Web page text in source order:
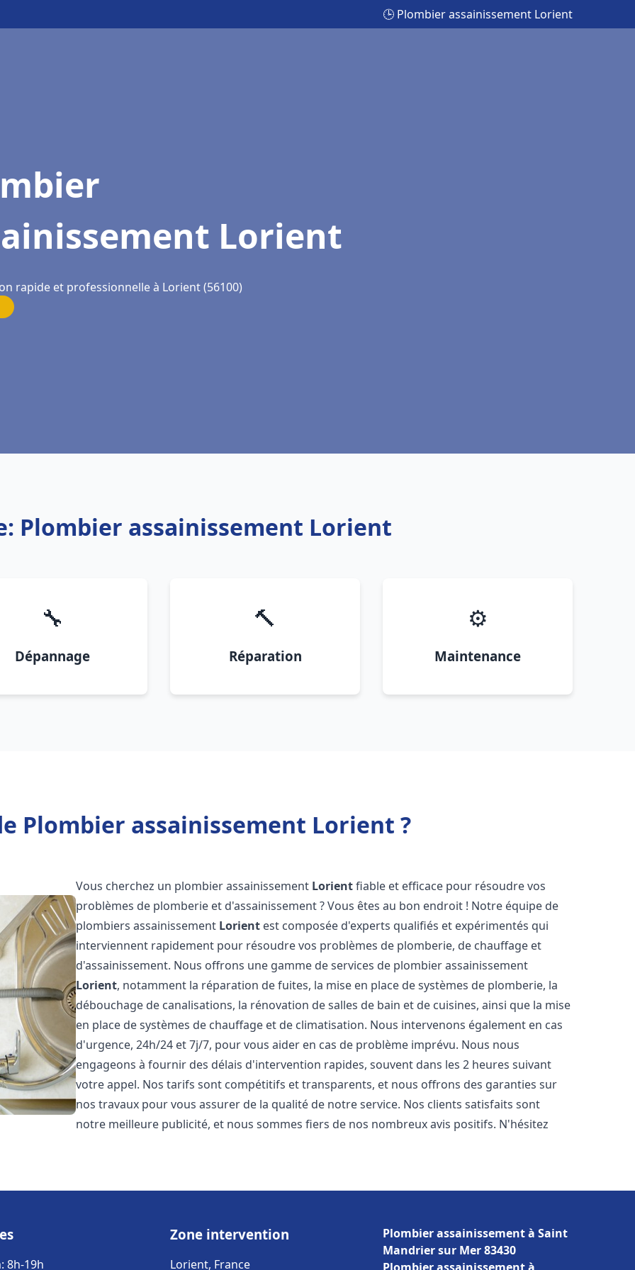
🕒 Plombier assainissement Lorient
Lorient
rapide et professionnelle à Lorient (56100)
Plombier assainissement Lorient
🔧
Dépannage
🔨
Réparation
⚙️
Maintenance
Plombier assainissement Lorient ?
Vous cherchez un plombier assainissement Lorientfiable et efficace pour résoudre vos
problèmes de plomberie et d'assainissement ? Vous êtes au bon endroit ! Notre équipe de
plombiers assainissement Lorient est composée d'experts qualifiés et expérimentés qui
interviennent rapidement pour résoudre vos problèmes de plomberie, de chauffage et
d'assainissement. Nous offrons une gamme de services de plombier assainissement
Lorient, notamment la réparation de fuites, la mise en place de systèmes de plomberie, la
débouchage de canalisations, la rénovation de salles de bain et de cuisines, ainsi que la mise
en place de systèmes de chauffage et de climatisation. Nous intervenons également en cas
d'urgence, 24h/24 et 7j/7, pour vous aider en cas de problème imprévu. Nous nous
engageons à fournir des délais d'intervention rapides, souvent dans les 2 heures suivant
votre appel. Nos tarifs sont compétitifs et transparents, et nous offrons des garanties sur
nos travaux pour vous assurer de la qualité de notre service. Nos clients satisfaits sont
notre meilleure publicité, et nous sommes fiers de nos nombreux avis positifs. N'hésitez
8h-19h
Zone intervention
Lorient, France
Plombier assainissement à Saint
Mandrier sur Mer 83430